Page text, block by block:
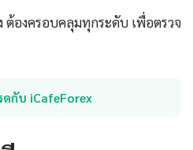
ต้องครอบคลุมทุกระดับ เพื่อตรวจ
ดกับ iCafeForex